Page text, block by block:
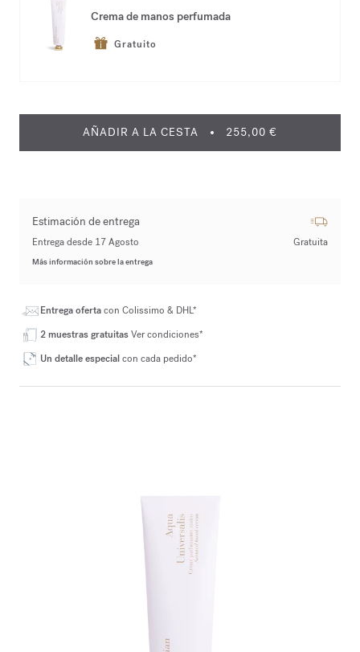
Crema de manos perfumada
Gratuito
AÑADIR A LA CESTA 255,00 €
Estimación de entrega
Entrega desde 17 Agosto Gratuita
Más información sobre la entrega
Entrega ofertacon Colissimo & DHL*
2 muestras gratuitasVer condiciones*
Un detalle especialcon cada pedido*